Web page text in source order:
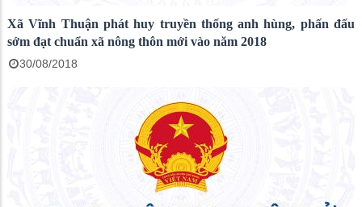
Xã Vĩnh Thuận phát huy truyền thống anh hùng, phấn đấu
sớm đạt chuẩn xã nông thôn mới vào năm 2018
30/08/2018